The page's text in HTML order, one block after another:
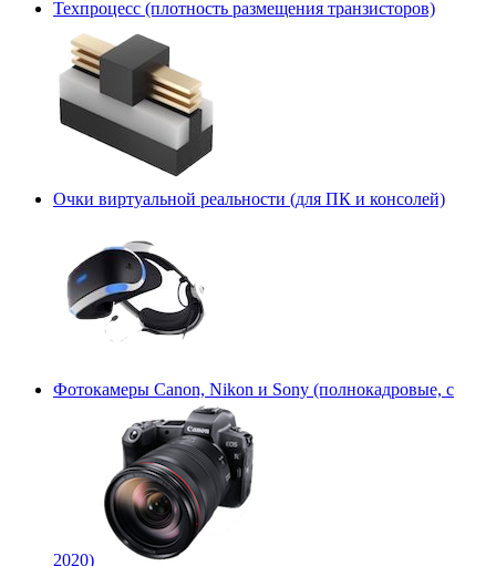
Техпроцесс (плотность размещения транзисторов)
Очки виртуальной реальности (для ПК и консолей)
Фотокамеры Canon, Nikon и Sony (полнокадровые, с
2020)